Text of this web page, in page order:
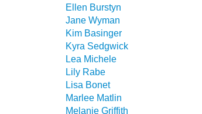
Ellen Burstyn
Jane Wyman
Kim Basinger
Kyra Sedgwick
Lea Michele
Lily Rabe
Lisa Bonet
Marlee Matlin
Melanie Griffith